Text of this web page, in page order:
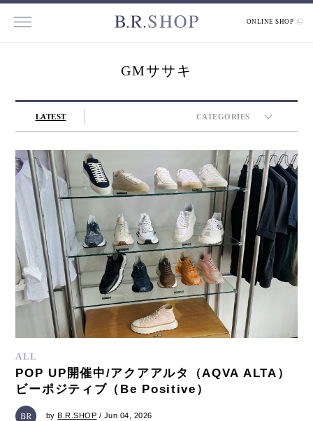
ONLINE SHOP
GMササキ
LATEST CATEGORIES
ALL
POP UP開催中/アクアアルタ（AQVA ALTA）
ビーポジティブ（Be Positive）
by B.R.SHOP / Jun 04, 2026